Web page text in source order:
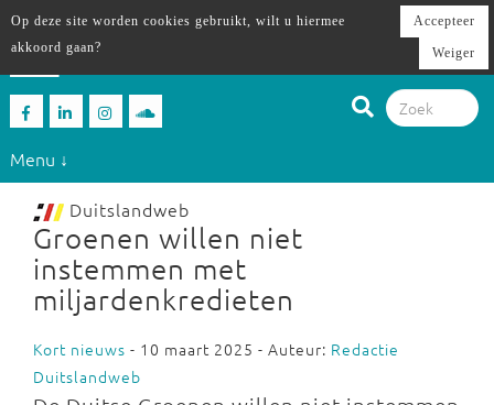
Menu ↓
Duitslandweb
Groenen willen niet
instemmen met
miljardenkredieten
Kort nieuws - 10 maart 2025 - Auteur: Redactie
Duitslandweb
Op deze site worden cookies gebruikt, wilt u hiermee
akkoord gaan?
Accepteer
Weiger